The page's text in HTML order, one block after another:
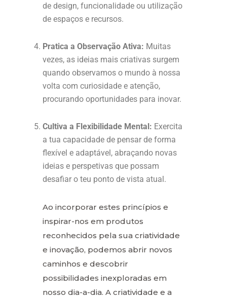
de design, funcionalidade ou utilização
de espaços e recursos.
Pratica a Observação Ativa: Muitas
vezes, as ideias mais criativas surgem
quando observamos o mundo à nossa
volta com curiosidade e atenção,
procurando oportunidades para inovar.
Cultiva a Flexibilidade Mental: Exercita
a tua capacidade de pensar de forma
flexível e adaptável, abraçando novas
ideias e perspetivas que possam
desafiar o teu ponto de vista atual.
Ao incorporar estes princípios e
inspirar-nos em produtos
reconhecidos pela sua criatividade
e inovação, podemos abrir novos
caminhos e descobrir
possibilidades inexploradas em
nosso dia-a-dia. A criatividade e a